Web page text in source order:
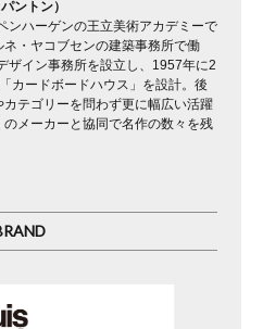
ントン）
ンハーゲンの王立美術アカデミーで
・ヤコブセンの建築事務所で働
ザイン事務所を設立し、1957年に2
カードボードハウス」を設計。後
テゴリーを問わず更に幅広い活躍
メーカーと協同で名作の数々を残